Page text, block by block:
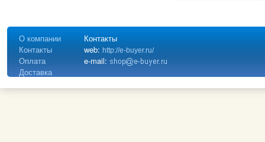
О компании
Контакты
Оплата
Доставка
Контакты
web: http://e-buyer.ru/
e-mail: